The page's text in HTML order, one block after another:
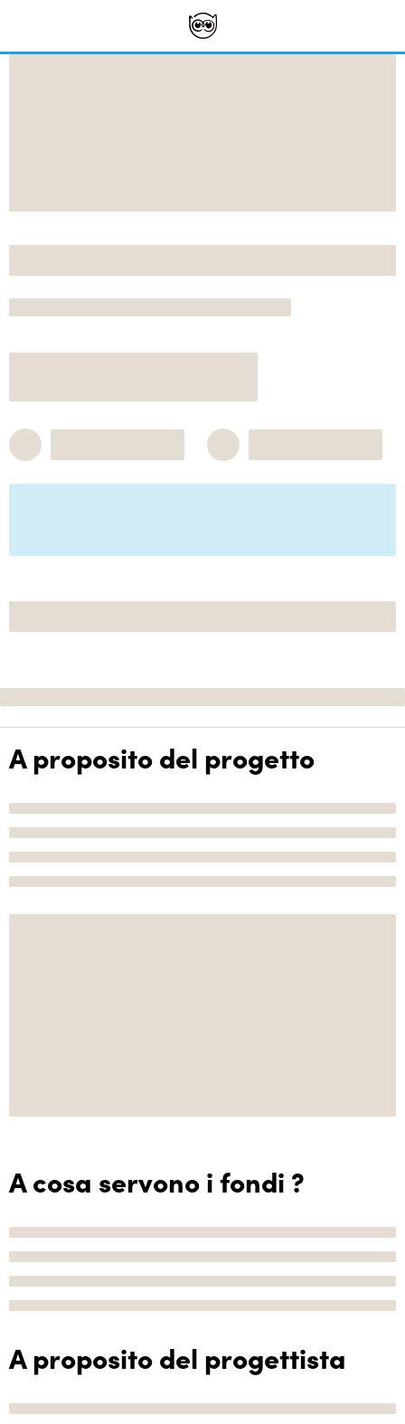
A proposito del progetto
A cosa servono i fondi ?
A proposito del progettista